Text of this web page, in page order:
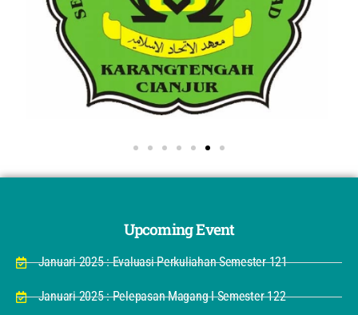
Upcoming Event
Januari 2025 : Evaluasi Perkuliahan Semester 121
Januari 2025 : Pelepasan Magang I Semester 122